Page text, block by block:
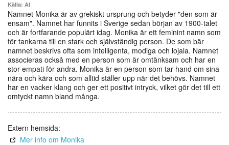
Källa: AI
Namnet Monika är av grekiskt ursprung och betyder "den som är
ensam". Namnet har funnits i Sverige sedan början av 1900-talet
och är fortfarande populärt idag. Monika är ett feminint namn som
för tankarna till en stark och självständig person. De som bär
namnet beskrivs ofta som intelligenta, modiga och lojala. Namnet
associeras också med en person som är omtänksam och har en
stor empati för andra. Monika är en person som tar hand om sina
nära och kära och som alltid ställer upp när det behövs. Namnet
har en vacker klang och ger ett positivt intryck, vilket gör det till ett
omtyckt namn bland många.
Extern hemsida:
Mer info om Monika